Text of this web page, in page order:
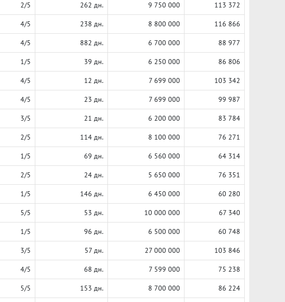
2/5 262 дн. 9 750 000 113 372
4/5 238 дн. 8 800 000 116 866
4/5 882 дн. 6 700 000 88 977
1/5 39 дн. 6 250 000 86 806
4/5 12 дн. 7 699 000 103 342
4/5 23 дн. 7 699 000 99 987
3/5 21 дн. 6 200 000 83 784
2/5 114 дн. 8 100 000 76 271
1/5 69 дн. 6 560 000 64 314
2/5 24 дн. 5 650 000 76 351
1/5 146 дн. 6 450 000 60 280
5/5 53 дн. 10 000 000 67 340
1/5 96 дн. 6 500 000 60 748
3/5 57 дн. 27 000 000 103 846
4/5 68 дн. 7 599 000 75 238
5/5 153 дн. 8 700 000 86 224